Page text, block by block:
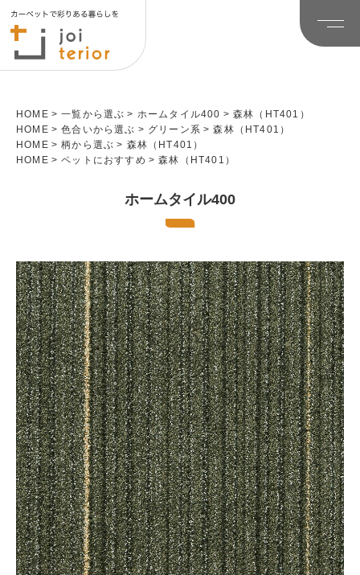
HOME 一覧から選ぶ ホームタイル400
森林（HT401）
HOME
色合いから選ぶ グリーン系
森林（HT401）
HOME
柄から選ぶ
森林（HT401）
HOME
ペットにおすすめ 森林（HT401）
ホームタイル400